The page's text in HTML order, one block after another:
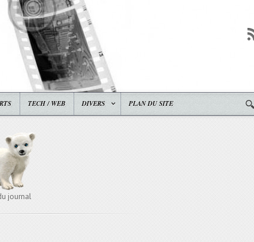
TECH / WEB DIVERS PLAN DU SITE
journal